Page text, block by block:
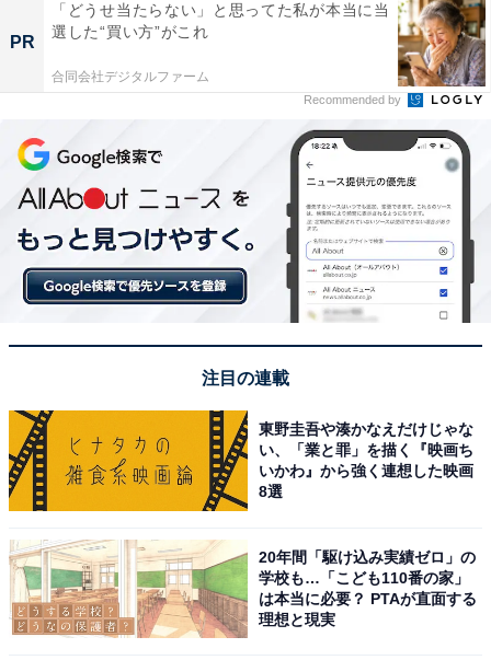
この記事の筆者：福島 ゆき プロフィール
アニメや漫画のレビュー、エンタメトピックスなどを中
心に、オールジャンルで執筆中のライター。時々、店舗
取材などのリポート記事も担当。All AboutおよびAll
About ニュースでのライター歴は6年。
次ページ
3位までの全ランキング結果を見
PR
「どうせ当たらない」と思ってた私が本当に当
選した“買い方”がこれ
合同会社デジタルファーム
Recommended by
注目の連載
東野圭吾や湊かなえだけじゃな
い、「業と罪」を描く『映画ち
いかわ』から強く連想した映画
8選
20年間「駆け込み実績ゼロ」の
学校も…「こども110番の家」
は本当に必要？ PTAが直面する
理想と現実